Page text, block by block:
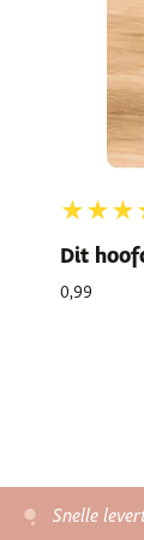
Dit
0,99
Snelle